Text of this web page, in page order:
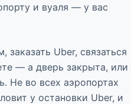
и вуаля — у вас
Uber, связаться
— а дверь закрыта, или
Не во всех аэропортах
у остановки Uber, и